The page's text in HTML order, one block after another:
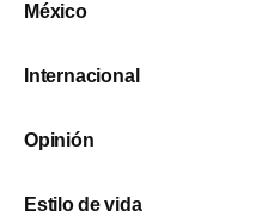
México
Internacional
Opinión
Estilo de vida